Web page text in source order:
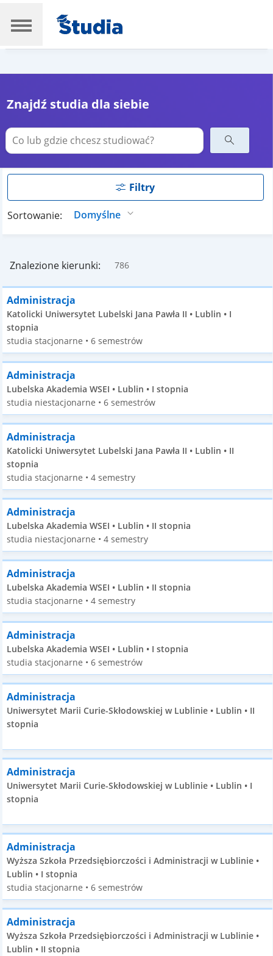
Znajdź studia dla siebie
Filtry
Sortowanie:
Znalezione kierunki: 786
Administracja
Katolicki Uniwersytet Lubelski Jana Pawła II • Lublin • I
stopnia
studia stacjonarne • 6 semestrów
Administracja
Lubelska Akademia WSEI • Lublin • I stopnia
studia niestacjonarne • 6 semestrów
Administracja
Katolicki Uniwersytet Lubelski Jana Pawła II • Lublin • II
stopnia
studia stacjonarne • 4 semestry
Administracja
Lubelska Akademia WSEI • Lublin • II stopnia
studia niestacjonarne • 4 semestry
Administracja
Lubelska Akademia WSEI • Lublin • II stopnia
studia stacjonarne • 4 semestry
Administracja
Lubelska Akademia WSEI • Lublin • I stopnia
studia stacjonarne • 6 semestrów
Administracja
Uniwersytet Marii Curie-Skłodowskiej w Lublinie • Lublin • II
stopnia
Administracja
Uniwersytet Marii Curie-Skłodowskiej w Lublinie • Lublin • I
stopnia
Administracja
Wyższa Szkoła Przedsiębiorczości i Administracji w Lublinie •
Lublin • I stopnia
studia stacjonarne • 6 semestrów
Administracja
Wyższa Szkoła Przedsiębiorczości i Administracji w Lublinie •
Lublin • II stopnia